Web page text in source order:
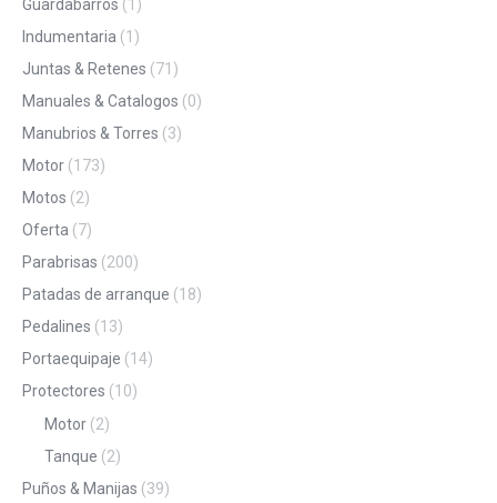
Guardabarros (1)
Indumentaria (1)
Juntas & Retenes (71)
Manuales & Catalogos (0)
Manubrios & Torres (3)
Motor (173)
Motos (2)
Oferta (7)
Parabrisas (200)
Patadas de arranque (18)
Pedalines (13)
Portaequipaje (14)
Protectores (10)
Motor (2)
Tanque (2)
Puños & Manijas (39)